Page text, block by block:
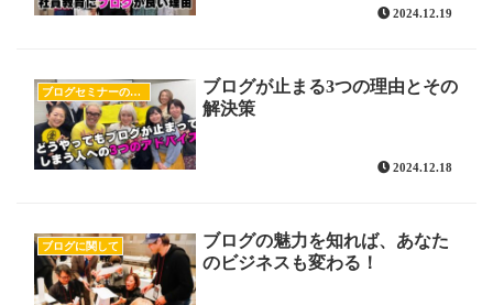
2024.12.19
ブログセミナーの様子
ブログが止まる3つの理由とその
解決策
2024.12.18
ブログに関して
ブログの魅力を知れば、あなた
のビジネスも変わる！